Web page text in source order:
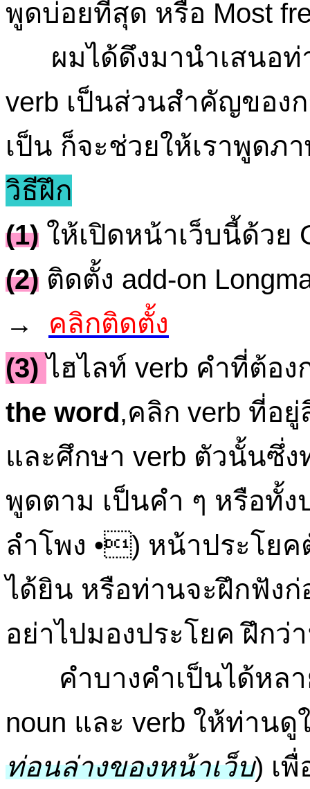
พูดบ่อยที่สุด หรือ Most
ผมได้ดึงมานำเสนอท่า
verb เป็นส่วนสำคัญของ
เป็น ก็จะช่วยให้เราพูดภ
วิธีฝึก
(1) ให้เปิดหน้าเว็บนี้ด้วย
(2) ติดตั้ง add-on
→ คลิกติดตั้ง
(3) ไฮไลท์ verb คำที่ต้อ
the word,คลิก verb ที่อ
และศึกษา verb ตัวนั้นซึ่
พูดตาม เป็นคำ ๆ หรือทั้
ลำโพง •) หน้าประโย
ได้ยิน หรือท่านจะฝึกฟัง
อย่าไปมองประโยค ฝึกว่
คำบางคำเป็นได้หลา
noun และ verb ให้ท่านดู
ท่อนล่างของหน้าเว็บ) เ